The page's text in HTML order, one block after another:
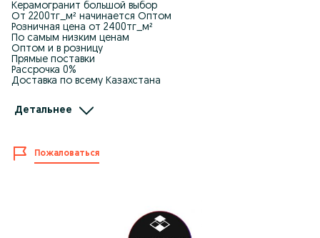
Керамогранит большой выбор
От 2200тг_м² начинается Оптом
Розничная цена от 2400тг_м²
По самым низким ценам
Оптом и в розницу
Прямые поставки
Рассрочка 0%
Доставка по всему Казахстана
ТЦ Бакорда Строй Сити
Для оформления заказа и полной информации пишите в
Direct или в WhatsApp
+77*******63
Детальнее
Пожаловаться